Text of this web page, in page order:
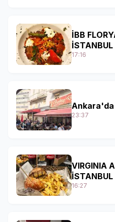
İBB
17:16
Ankara'da
23:37
VIRGINIA
16:27